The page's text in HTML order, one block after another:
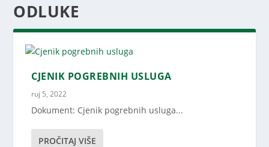
ODLUKE
CJENIK POGREBNIH USLUGA
ruj 5, 2022
Dokument: Cjenik pogrebnih usluga...
PROČITAJ VIŠE